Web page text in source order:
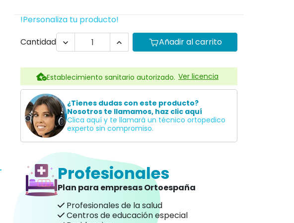
!Personaliza tu producto!
Cantidad
  Añadir al carrito
Establecimiento sanitario autorizado. Ver licencia
¿Tienes dudas con este producto?
Nosotros te llamamos, haz clic aquí
Clica aquí y te llamará un técnico ortopedico
experto sin compromiso.
Profesionales
Plan para empresas Ortoespaña
Profesionales de la salud
Centros de educación especial